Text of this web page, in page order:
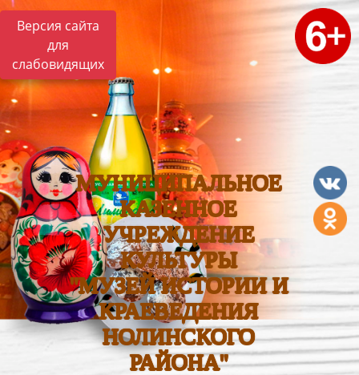
Версия сайта
для
слабовидящих
МУНИЦИПАЛЬНОЕ
КАЗЕННОЕ
УЧРЕЖДЕНИЕ
КУЛЬТУРЫ
"МУЗЕЙ ИСТОРИИ И
КРАЕВЕДЕНИЯ
НОЛИНСКОГО
РАЙОНА"